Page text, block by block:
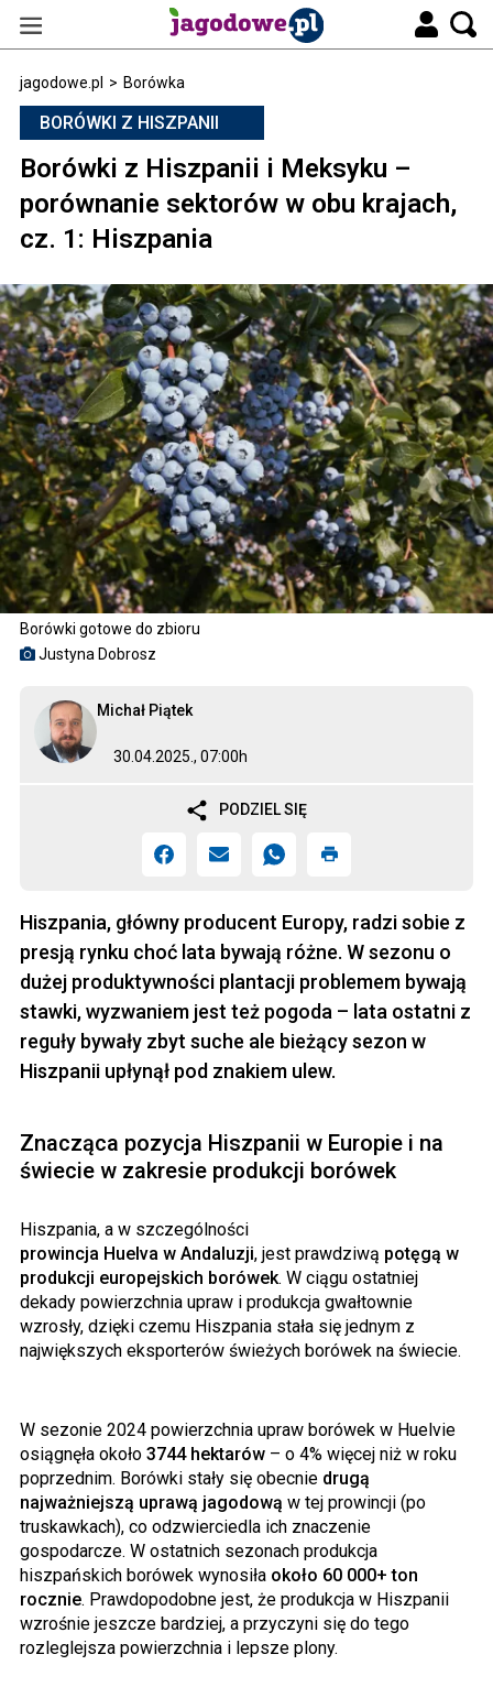
jagodowe.pl > Borówka
Borówki gotowe do zbioru
Justyna Dobrosz
BORÓWKI Z HISZPANII
Borówki z Hiszpanii i Meksyku –
porównanie sektorów w obu krajach,
cz. 1: Hiszpania
30.04.2025., 07:00h
Michał Piątek
PODZIEL SIĘ
Hiszpania, główny producent Europy, radzi sobie z
presją rynku choć lata bywają różne. W sezonu o
dużej produktywności plantacji problemem bywają
stawki, wyzwaniem jest też pogoda – lata ostatni z
reguły bywały zbyt suche ale bieżący sezon w
Hiszpanii upłynął pod znakiem ulew.
Znacząca pozycja Hiszpanii w Europie i na
świecie w zakresie produkcji borówek
Hiszpania, a w szczególności
prowincja Huelva w Andaluzji, jest prawdziwą potęgą w
produkcji europejskich borówek. W ciągu ostatniej
dekady powierzchnia upraw i produkcja gwałtownie
wzrosły, dzięki czemu Hiszpania stała się jednym z
największych eksporterów świeżych borówek na świecie.
W sezonie 2024 powierzchnia upraw borówek w Huelvie
osiągnęła około 3744 hektarów – o 4% więcej niż w roku
poprzednim. Borówki stały się obecnie drugą
najważniejszą uprawą jagodową w tej prowincji (po
truskawkach), co odzwierciedla ich znaczenie
gospodarcze. W ostatnich sezonach produkcja
hiszpańskich borówek wynosiła około 60 000+ ton
rocznie. Prawdopodobne jest, że produkcja w Hiszpanii
wzrośnie jeszcze bardziej, a przyczyni się do tego
rozleglejsza powierzchnia i lepsze plony.